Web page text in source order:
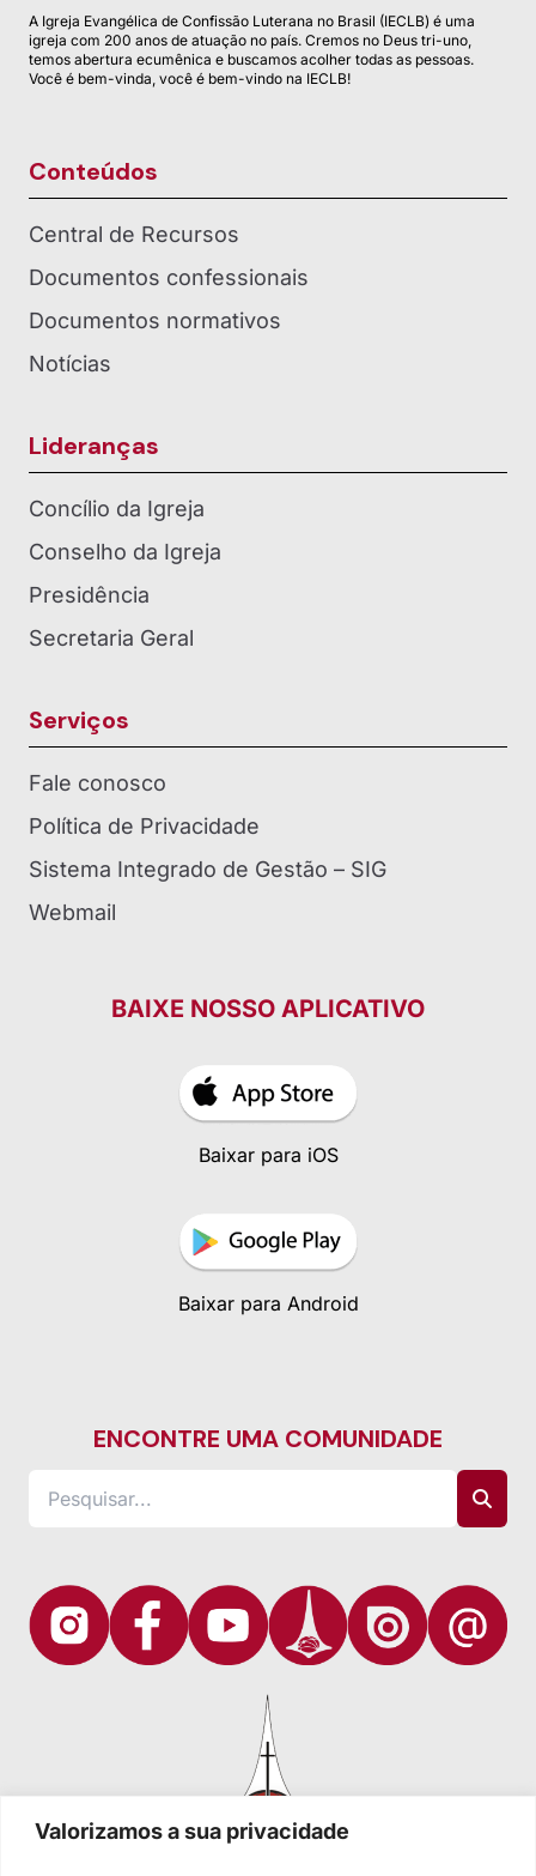
Valorizamos a sua privacidade
A Igreja Evangélica de Confissão Luterana no Brasil (IECLB) é uma
igreja com 200 anos de atuação no país. Cremos no Deus tri-uno,
temos abertura ecumênica e buscamos acolher todas as pessoas.
Você é bem-vinda, você é bem-vindo na IECLB!
Conteúdos
Central de Recursos
Documentos confessionais
Documentos normativos
Notícias
Lideranças
Concílio da Igreja
Conselho da Igreja
Presidência
Secretaria Geral
Serviços
Fale conosco
Política de Privacidade
Sistema Integrado de Gestão – SIG
Webmail
BAIXE NOSSO APLICATIVO
Baixar para iOS
Baixar para Android
ENCONTRE UMA COMUNIDADE